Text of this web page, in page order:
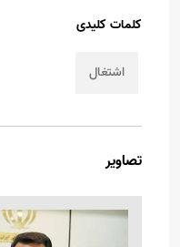
کلمات کلیدی
اشتغال
تصاویر